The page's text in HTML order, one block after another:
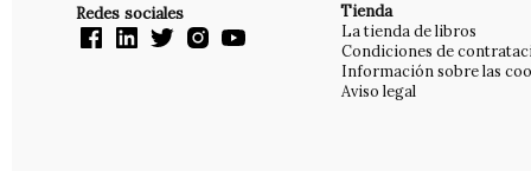
Redes sociales Tienda
La tienda de libros
Condiciones de
Información sobre las
Aviso legal